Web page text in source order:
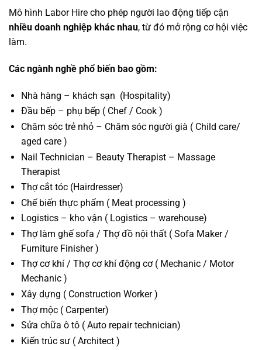
Mô hình Labor Hire cho phép người lao động tiếp cận
nhiều doanh nghiệp khác nhau, từ đó mở rộng cơ hội việc
làm.
Các ngành nghề phổ biến bao gồm:
Nhà hàng – khách sạn (Hospitality)
Đầu bếp – phụ bếp ( Chef / Cook )
Chăm sóc trẻ nhỏ – Chăm sóc người già ( Child care/
aged care )
Nail Technician – Beauty Therapist – Massage
Therapist
Thợ cắt tóc (Hairdresser)
Chế biến thực phẩm ( Meat processing )
Logistics – kho vận ( Logistics – warehouse)
Thợ làm ghế sofa / Thợ đồ nội thất ( Sofa Maker /
Furniture Finisher )
Thợ cơ khí / Thợ cơ khí động cơ ( Mechanic / Motor
Mechanic )
Xây dựng ( Construction Worker )
Thợ mộc ( Carpenter)
Sửa chữa ô tô ( Auto repair technician)
Kiến trúc sư ( Architect )